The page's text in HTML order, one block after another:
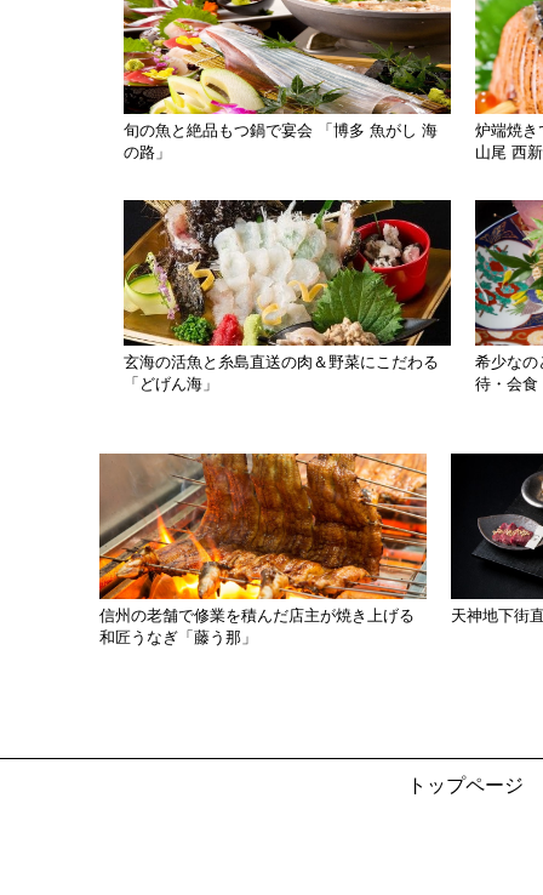
旬の魚と絶品もつ鍋で宴会 「博多 魚がし 海
の路」
炉端焼き
山尾 西
玄海の活魚と糸島直送の肉＆野菜にこだわる
「どげん海」
希少なの
待・会食
信州の老舗で修業を積んだ店主が焼き上げる
和匠うなぎ「藤う那」
天神地下街
トップページ